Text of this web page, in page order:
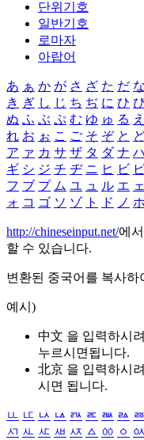
단위기호
일반기호
로마자
아랍어
あ ぁ か が さ ざ た だ な
き ぎ し じ ち ぢ に ひ
ぬ ふ ぶ ぷ む ゆ ゅ る え
れ お ぉ こ ご そ ぞ と
ア ァ カ サ ザ タ ダ ナ ハ
ギ シ ジ チ ヂ ニ ヒ ビ
フ ブ プ ム ユ ュ ル エ ェ
ォ コ ゴ ソ ゾ ト ド ノ ホ
http://chineseinput.net/에
할 수 있습니다.
변환된 중국어를 복사하
예시)
中文 을 입력하시
누르시면됩니다.
北京 을 입력하시
시면 됩니다.
ㅥ ㅦ ㅧ ㅨ ㅩ ㅪ ㅫ ㅬ ㅭ
ㅺ ㅻ ㅼ ㅽ ㅾ ㅿ ㆀ ㆁ ㆂ